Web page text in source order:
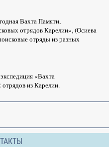
Вахта Памяти,
отрядов Карелии», (Осиева
отряды из разных
«Вахта
из Карелии.